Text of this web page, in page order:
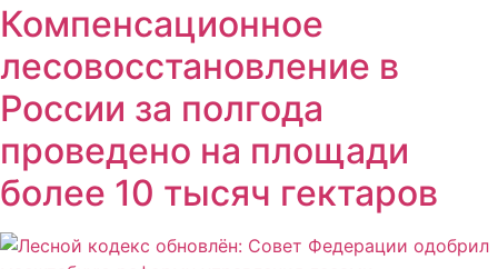
Компенсационное
лесовосстановление в
России за полгода
проведено на площади
более 10 тысяч гектаров